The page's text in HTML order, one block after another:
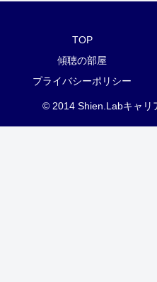
TOP
傾聴の部屋
プライバシーポリシー
© 2014 Shien.Labキャリ